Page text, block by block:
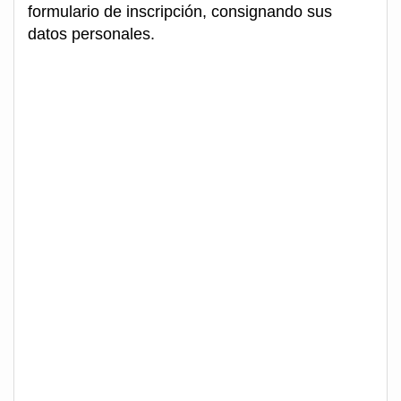
formulario de inscripción, consignando sus
datos personales.